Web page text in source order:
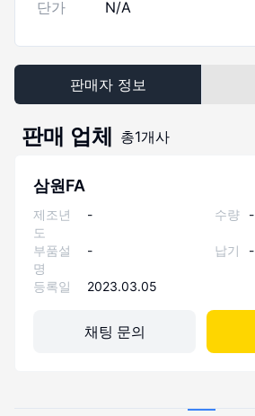
단가
N/A
판매자 정보
판매 업체 총1개사
삼원FA
제조년
도
- 수량 -
부품설
명
- 납기 -
등록일 2023.03.05
채팅 문의